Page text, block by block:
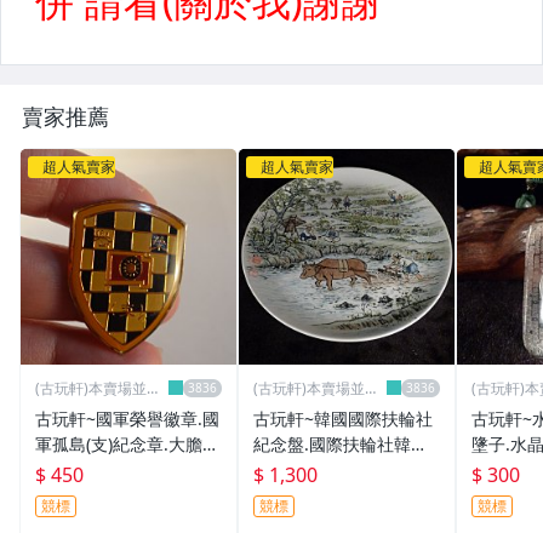
賣家推薦
超人氣賣家
(古玩軒)本賣場並無
古玩軒~國軍榮譽徽章.國
軍孤島(支)紀念章.大膽
島.大胆.二膽島.二胆島.
外島(非別針.胸針.貴金屬
鑰匙圈)KMG384
$ 450
競標
超人氣賣家
(古玩軒)本賣場並無
古玩軒~韓國國際扶輪社
紀念盤.國際扶輪社韓國
紀念盤.牛耕田彩繪盤(非
龍蝦盤.青花盤.胭脂紅碗
公.中華陶瓷.大同瓷器)PP
$ 1,300
競標
超人氣賣
(古玩軒)
古玩軒~
墬子.水
鍊.水晶
鍊(非施
$ 300
競標